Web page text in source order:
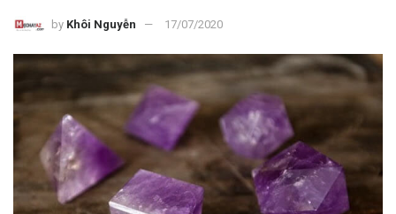
by Khôi Nguyễn 17/07/2020